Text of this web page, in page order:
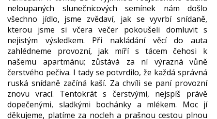
neloupaných slunečnicových semínek nám došlo
všechno jídlo, jsme zvědaví, jak se vyvrbí snídaně,
kterou jsme si včera večer pokoušeli domluvit s
nejistým výsledkem. Při nakládání věcí do auta
zahlédneme provozní, jak míří s tácem čehosi k
našemu apartmánu; zůstává za ní výrazná vůně
čerstvého pečiva. I tady se potvrdilo, že každá správná
ruská snídaně začíná kaší. Za chvíli se paní provozní
znovu vrací. Tentokrát s čerstvými, nejspíš právě
dopečenými, sladkými bochánky a mlékem. Moc jí
děkujeme, platíme za nocleh a prašnou cestou plnou